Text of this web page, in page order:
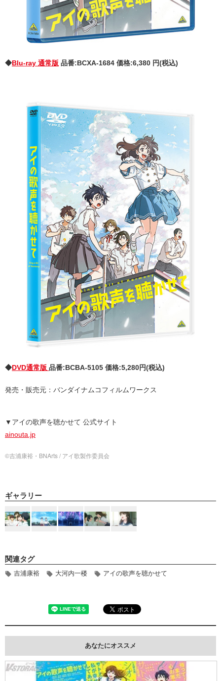
◆Blu-ray 通常版 品番:BCXA-1684 価格:6,380 円(税込)
◆DVD通常版 品番:BCBA-5105 価格:5,280円(税込)
発売・販売元：バンダイナムコフィルムワークス
▼アイの歌声を聴かせて 公式サイト
ainouta.jp
©吉浦康裕・BNArts / アイ歌製作委員会
ギャラリー
関連タグ
吉浦康裕 大河内一楼 アイの歌声を聴かせて
あなたにオススメ